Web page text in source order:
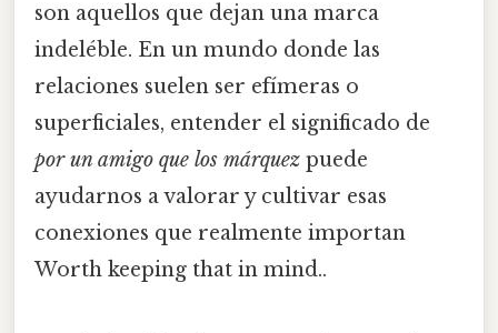
son aquellos que dejan una marca
indeléble. En un mundo donde las
relaciones suelen ser efímeras o
superficiales, entender el significado de
por un amigo que los márquez puede
ayudarnos a valorar y cultivar esas
conexiones que realmente importan
Worth keeping that in mind..